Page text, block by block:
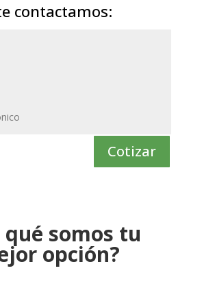
contactamos:
Cotizar
qué somos tu
opción?